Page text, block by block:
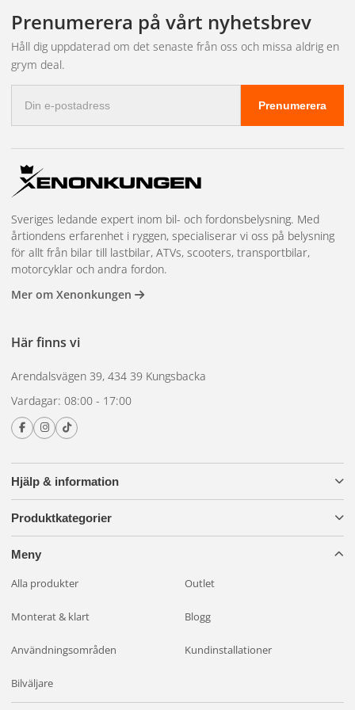
fakturabetalning, mängdrabatter, en dedikerad kundansvarig och
prioriterad lagerreservation på högvolymsartiklar. Vi har även
showroom i Kungsbacka för demonstrationer och teknisk
rådgivning. Läs mer och kom igång på
Prenumerera på vårt nyhetsbrev
Håll dig uppdaterad om det senaste från oss och missa aldrig en
grym deal.
postadress
Prenumerera
Hjälp & information
Produktkategorier
Meny
Alla produkter Outlet
Monterat & klart Blogg
Användningsområden Kundinstallationer
Bilväljare
Sveriges ledande expert inom bil- och fordonsbelysning. Med
årtiondens erfarenhet i ryggen, specialiserar vi oss på belysning
för allt från bilar till lastbilar, ATVs, scooters, transportbilar,
motorcyklar och andra fordon.
Mer om Xenonkungen
Här finns vi
Arendalsvägen 39, 434 39 Kungsbacka
Vardagar: 08:00 - 17:00